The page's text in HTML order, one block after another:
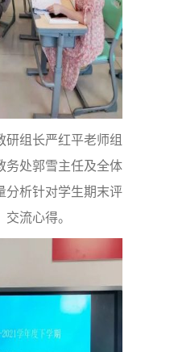
研组长严红平老师组
务处郭雪主任及全体
分析针对学生期末评
流心得。